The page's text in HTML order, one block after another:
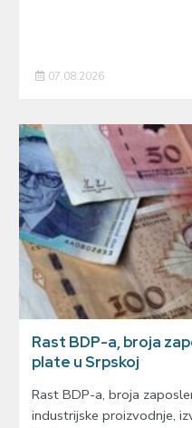
07.08.2026
Rast BDP-a, broja
plate u Srpskoj
Rast BDP-a, broja
industrijske proizvodnje,